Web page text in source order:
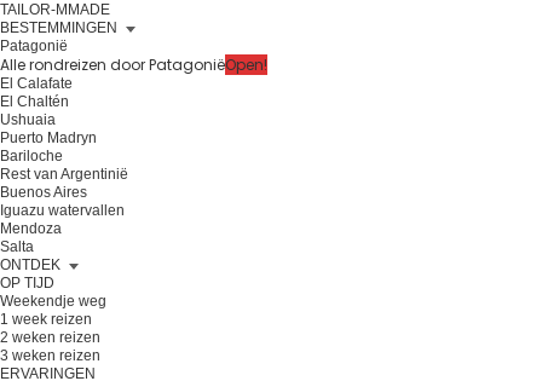
TAILOR-MMADE
BESTEMMINGEN
Patagonië
Alle rondreizen door PatagoniëOpen!
El Calafate
El Chaltén
Ushuaia
Puerto Madryn
Bariloche
Rest van Argentinië
Buenos Aires
Iguazu watervallen
Mendoza
Salta
ONTDEK
OP TIJD
Weekendje weg
1 week reizen
2 weken reizen
3 weken reizen
ERVARINGEN